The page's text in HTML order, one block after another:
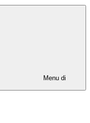
Menu di